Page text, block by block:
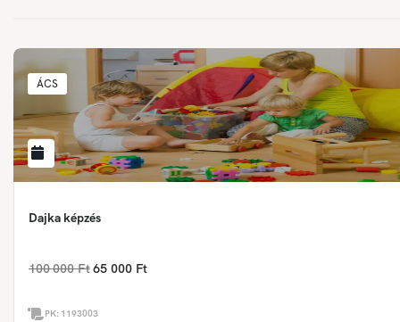
ÁCS
Dajka képzés
100 000 Ft 65 000 Ft
PK: 1193003